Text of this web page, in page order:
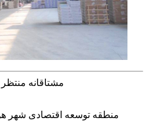
مشتاقانه
منطقه توسعه اقتصادی شهر